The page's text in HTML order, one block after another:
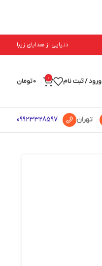
دنیایی از هدایای زیبا
ورود / ثبت نام 0
0تومان
تهران 09923328597